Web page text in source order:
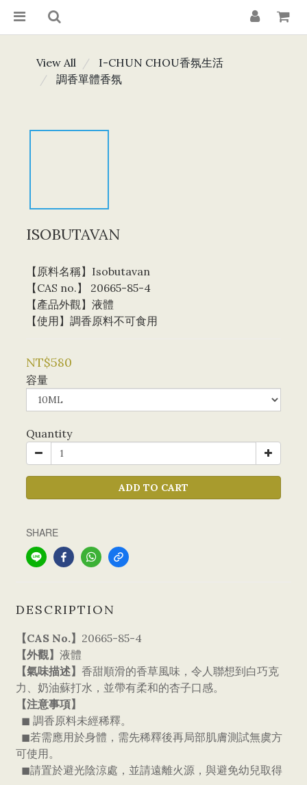
View All
I-CHUN CHOU香氛生活
調香單體香氛
ISOBUTAVAN
【原料名稱】Isobutavan
【CAS no.】 20665-85-4
【產品外觀】液體
【使用】調香原料不可食用
NT$580
容量
Quantity
ADD TO CART
SHARE
DESCRIPTION
【CAS No.】 20665-85-4
【外觀】 液體
【氣味描述】 香甜順滑的香草風味，令人聯想到白巧克
力、奶油蘇打水，並帶有柔和的杏子口感。
【注意事項】
◼ 調香原料未經稀釋。
◼若需應用於身體，需先稀釋後再局部肌膚測試無虞方
可使用。
◼請置於避光陰涼處，並請遠離火源，與避免幼兒取得